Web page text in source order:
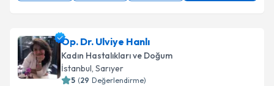
Op. Dr. Ulviye Hanlı
Kadın Hastalıkları ve Doğum
İstanbul, Sarıyer
5 (29 Değerlendirme)